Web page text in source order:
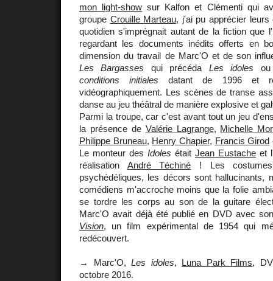
mon light-show sur Kalfon et Clémenti qui
groupe Crouille Marteau, j'ai pu apprécier
quotidien s'imprégnait autant de la fiction que
regardant les documents inédits offerts en
dimension du travail de Marc'O et de son
Les Bargasses qui précéda Les idoles
conditions initiales datant de 1996 et
vidéographiquement. Les scènes de transe
danse au jeu théâtral de manière explosive et
Parmi la troupe, car c'est avant tout un jeu
la présence de Valérie Lagrange, Michelle
Philippe Bruneau, Henry Chapier, Francis Girod
Le monteur des Idoles était Jean Eustache et
réalisation André Téchiné ! Les
psychédéliques, les décors sont hallucinants,
comédiens m'accroche moins que la folie
se tordre les corps au son de la guitare
Marc'O avait déjà été publié en DVD avec
Vision, un film expérimental de 1954 qui
redécouvert.
→ Marc'O,Les idoles, Luna Park Films,
octobre 2016.